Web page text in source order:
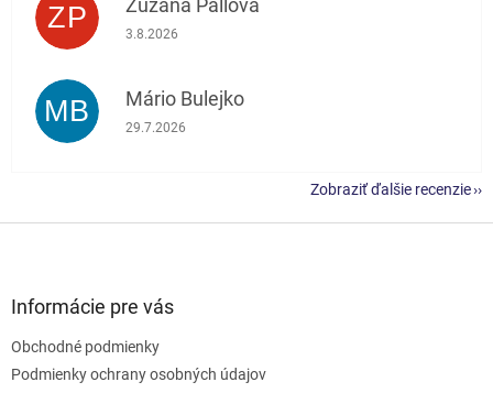
ZP Zuzana Pallová
Hodnotenie obchodu je 5 z 5 hviezdičiek.
3.8.2026
MB Mário Bulejko
Hodnotenie obchodu je 5 z 5 hviezdičiek.
29.7.2026
Zobraziť ďalšie recenzie
Informácie pre vás
Obchodné podmienky
Podmienky ochrany osobných údajov